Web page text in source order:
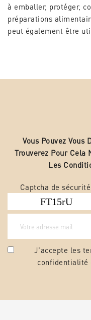
à emballer, protéger,
préparations
peut également être
Vous Pouvez Vous
Trouverez Pour Cela
Les
Captcha de
J'accepte les
confidentialité